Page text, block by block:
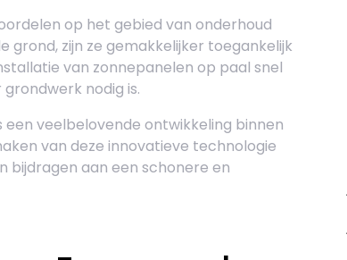
op het gebied van onderhoud
grond, zijn ze gemakkelijker toegankelijk
van zonnepanelen op paal snel
nodig is.
veelbelovende ontwikkeling binnen
van deze innovatieve technologie
bijdragen aan een schonere en